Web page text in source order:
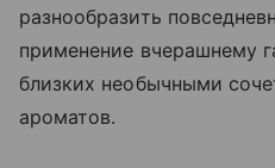
разнообразить
применение вчерашнему
близких необычными
ароматов.